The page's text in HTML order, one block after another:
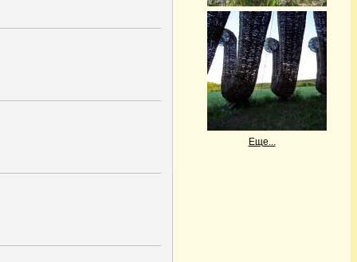
Еще...